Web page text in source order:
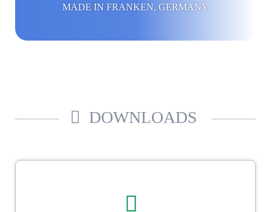
MADE IN FRANKEN, GERMANY
DOWNLOADS
Unser Ströbel ESD–Katalog. Beutel-, Einsätze und Hauben­konfektion